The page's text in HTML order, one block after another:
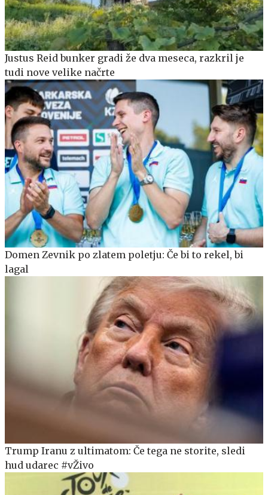
Justus Reid bunker gradi že dva meseca, razkril je
tudi nove velike načrte
Domen Zevnik po zlatem poletju: Če bi to rekel, bi
lagal
Trump Iranu z ultimatom: Če tega ne storite, sledi
hud udarec #vŽivo